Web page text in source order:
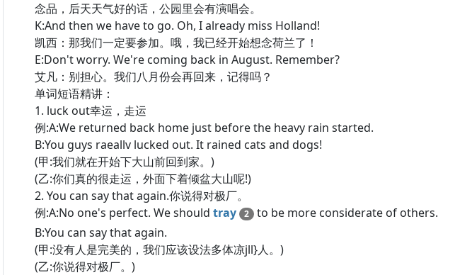
念品，后天天气好的话，公园里会有演唱会。
K:And then we have to go. Oh, I already miss Holland!
凯西：那我们一定要参加。哦，我已经开始想念荷兰了！
E:Don't worry. We're coming back in August. Remember?
艾凡：别担心。我们八月份会再回来，记得吗？
单词短语精讲：
1. luck out幸运，走运
例:A:We returned back home just before the heavy rain started.
B:You guys raeallv lucked out. It rained cats and dogs!
(甲:我们就在开始下大山前回到家。)
(乙:你们真的很走运，外面下着倾盆大山呢!)
2. You can say that again.你说得对极厂。
例:A:No one's perfect. We should tray 2
to be more considerate of others.
B:You can say that again.
(甲:没有人是完美的，我们应该设法多体凉jll}人。)
(乙:你说得对极厂。)